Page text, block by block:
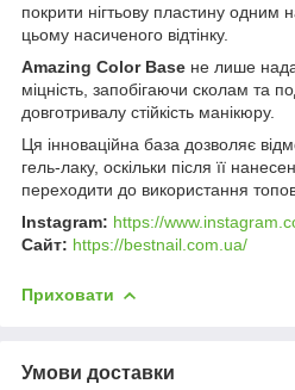
покрити нігтьову пластину
цьому насиченого відтінку.
Amazing Color Base не лише
міцність, запобігаючи сколам та
довготривалу стійкість манікюру.
Ця інноваційна база дозволяє
гель-лаку, оскільки після її
переходити до використання
Instagram: https://
Сайт: https://bestnail.com.ua/
Приховати
Умови доставки